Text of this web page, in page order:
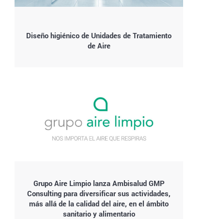
Diseño higiénico de Unidades de Tratamiento
de Aire
Grupo Aire Limpio lanza Ambisalud GMP
Consulting para diversificar sus actividades,
más allá de la calidad del aire, en el ámbito
sanitario y alimentario